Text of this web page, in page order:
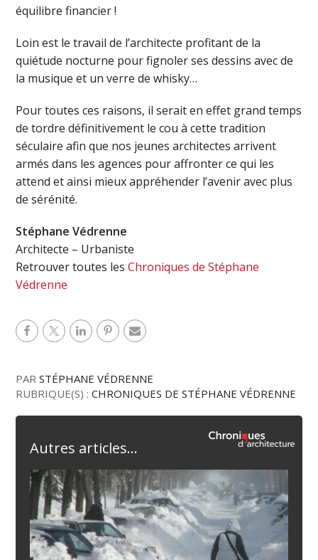
équilibre financier !
Loin est le travail de l’architecte profitant de la
quiétude nocturne pour fignoler ses dessins avec de
la musique et un verre de whisky…
Pour toutes ces raisons, il serait en effet grand temps
de tordre définitivement le cou à cette tradition
séculaire afin que nos jeunes architectes arrivent
armés dans les agences pour affronter ce qui les
attend et ainsi mieux appréhender l’avenir avec plus
de sérénité.
Stéphane Védrenne
Architecte – Urbaniste
Retrouver toutes lesChroniques de Stéphane
Védrenne
PARSTÉPHANE VÉDRENNE
RUBRIQUE(S) :CHRONIQUES DE STÉPHANE VÉDRENNE
Autres articles...